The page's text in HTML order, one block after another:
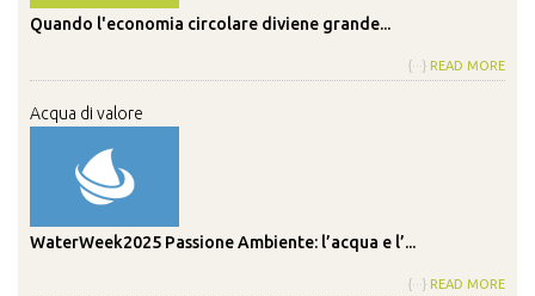
Quando l'economia circolare diviene grande...
{···} READ MORE
Acqua di valore
WaterWeek2025 Passione Ambiente: l’acqua e l’...
{···} READ MORE